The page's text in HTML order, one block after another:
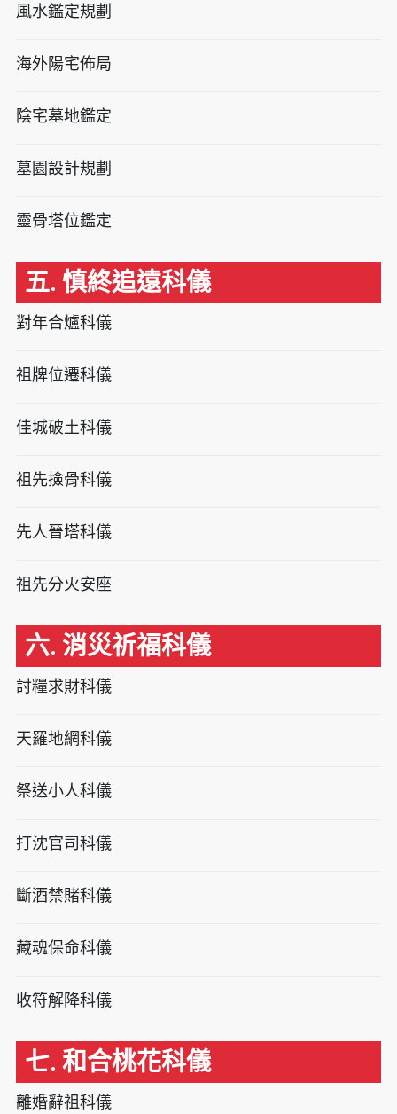
風水鑑定規劃
海外陽宅佈局
陰宅墓地鑑定
墓園設計規劃
靈骨塔位鑑定
五. 慎終追遠科儀
對年合爐科儀
祖牌位遷科儀
佳城破土科儀
祖先撿骨科儀
先人晉塔科儀
祖先分火安座
六. 消災祈福科儀
討糧求財科儀
天羅地網科儀
祭送小人科儀
打沈官司科儀
斷酒禁賭科儀
藏魂保命科儀
收符解降科儀
七. 和合桃花科儀
離婚辭祖科儀